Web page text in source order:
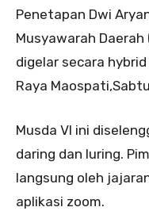
Penetapan Dwi
Musyawarah Daerah
digelar secara
Raya
Musda VI ini
daring dan luring.
langsung oleh
aplikasi zoom.